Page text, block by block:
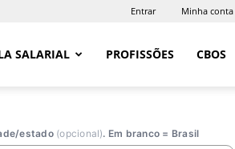
Entrar Minha conta
SALARIAL PROFISSÕES CBOS
estado (opcional). Em branco = Brasil